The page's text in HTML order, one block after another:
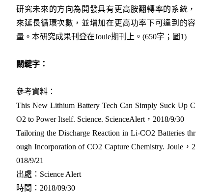
研究未來的方向為開發具有更高胺翻轉率的系統，
來延長循環次數，並增加在更高功率下可達到的容
量。本研究成果刊登在Joule期刊上。(650字；圖1)
關鍵字：
參考資料：
This New Lithium Battery Tech Can Simply Suck Up C
O2 to Power Itself. Science. ScienceAlert，2018/9/30
Tailoring the Discharge Reaction in Li-CO2 Batteries thr
ough Incorporation of CO2 Capture Chemistry. Joule，2
018/9/21
出處：Science Alert
時間：2018/09/30